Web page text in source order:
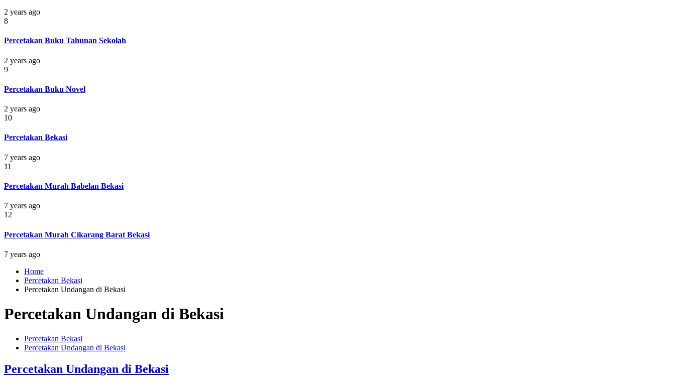
2 years ago
8
Percetakan Buku Tahunan Sekolah
2 years ago
9
Percetakan Buku Novel
2 years ago
10
Percetakan Bekasi
7 years ago
11
Percetakan Murah Babelan Bekasi
7 years ago
12
Percetakan Murah Cikarang Barat Bekasi
7 years ago
Home
Percetakan Bekasi
Percetakan Undangan di Bekasi
Percetakan Undangan di Bekasi
Percetakan Bekasi
Percetakan Undangan di Bekasi
Percetakan Undangan di Bekasi